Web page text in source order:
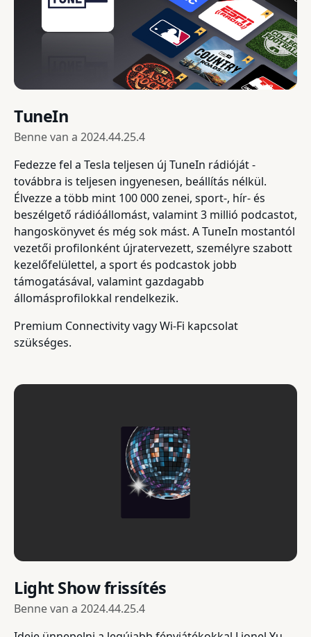
TuneIn
Benne van a 2024.44.25.4
Fedezze fel a Tesla teljesen új TuneIn rádióját -
továbbra is teljesen ingyenesen, beállítás nélkül.
Élvezze a több mint 100 000 zenei, sport-, hír- és
beszélgető rádióállomást, valamint 3 millió podcastot,
hangoskönyvet és még sok mást. A TuneIn mostantól
vezetői profilonként újratervezett, személyre szabott
kezelőfelülettel, a sport és podcastok jobb
támogatásával, valamint gazdagabb
állomásprofilokkal rendelkezik.
Premium Connectivity vagy Wi-Fi kapcsolat
szükséges.
Light Show frissítés
Benne van a 2024.44.25.4